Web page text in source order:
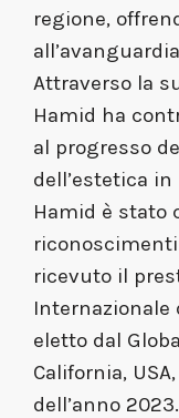
regione,
Attraverso la
Hamid ha
al progresso
dell’estetica
Hamid è stato
riconoscimenti
ricevuto il
Internazionale
eletto dal
California,
dell’anno 2023.